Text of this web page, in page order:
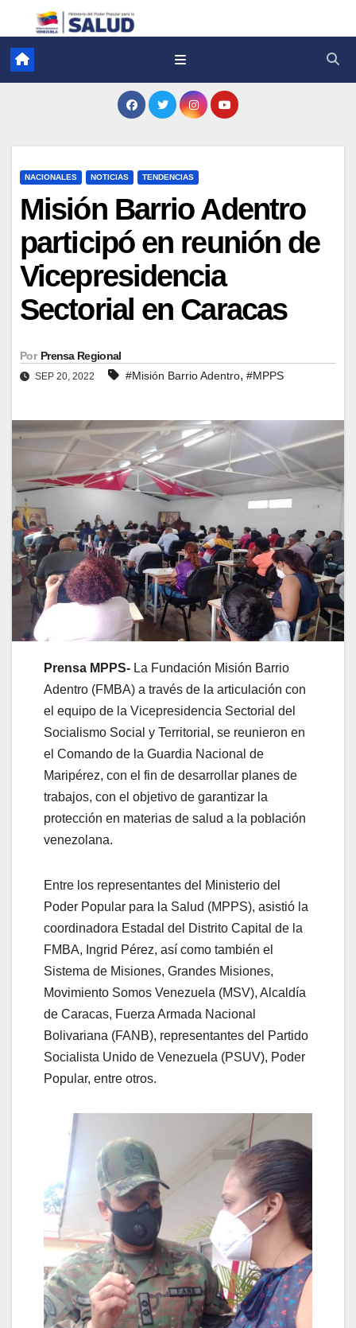
NACIONALES NOTICIAS TENDENCIAS
Misión Barrio Adentro
participó en reunión de
Vicepresidencia
Sectorial en Caracas
Por Prensa Regional
SEP 20, 2022 #Misión Barrio Adentro, #MPPS
Prensa MPPS- La Fundación Misión Barrio
Adentro (FMBA) a través de la articulación con
el equipo de la Vicepresidencia Sectorial del
Socialismo Social y Territorial, se reunieron en
el Comando de la Guardia Nacional de
Maripérez, con el fin de desarrollar planes de
trabajos, con el objetivo de garantizar la
protección en materias de salud a la población
venezolana.
Entre los representantes del Ministerio del
Poder Popular para la Salud (MPPS), asistió la
coordinadora Estadal del Distrito Capital de la
FMBA, Ingrid Pérez, así como también el
Sistema de Misiones, Grandes Misiones,
Movimiento Somos Venezuela (MSV), Alcaldía
de Caracas, Fuerza Armada Nacional
Bolivariana (FANB), representantes del Partido
Socialista Unido de Venezuela (PSUV), Poder
Popular, entre otros.